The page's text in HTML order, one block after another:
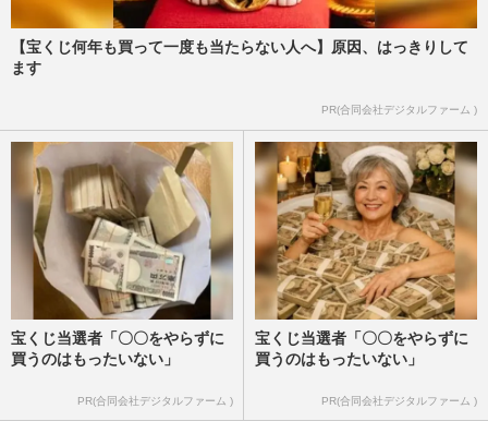
【宝くじ何年も買って一度も当たらない人へ】原因、はっきりして
ます
PR(合同会社デジタルファーム )
宝くじ当選者「〇〇をやらずに
買うのはもったいない」
PR(合同会社デジタルファーム )
宝くじ当選者「〇〇をやらずに
買うのはもったいない」
PR(合同会社デジタルファーム )